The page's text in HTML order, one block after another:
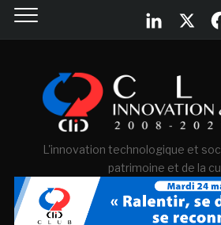
L'innovation technologique et
patrimoine et de la